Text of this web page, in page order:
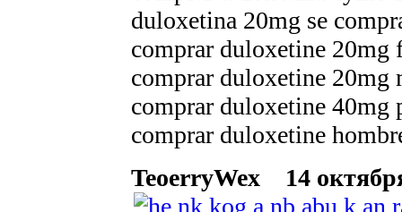
duloxetina 20mg se
comprar duloxetine 20mg
comprar duloxetine 20mg
comprar duloxetine 40mg
comprar duloxetine
TeoerryWex
14